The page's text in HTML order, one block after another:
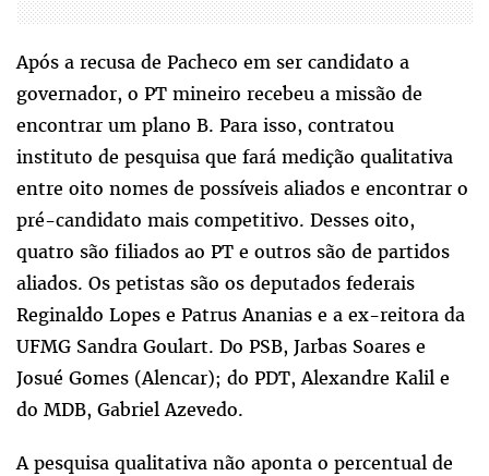
Após a recusa de Pacheco em ser candidato a
governador, o PT mineiro recebeu a missão de
encontrar um plano B. Para isso, contratou
instituto de pesquisa que fará medição qualitativa
entre oito nomes de possíveis aliados e encontrar o
pré-candidato mais competitivo. Desses oito,
quatro são filiados ao PT e outros são de partidos
aliados. Os petistas são os deputados federais
Reginaldo Lopes e Patrus Ananias e a ex-reitora da
UFMG Sandra Goulart. Do PSB, Jarbas Soares e
Josué Gomes (Alencar); do PDT, Alexandre Kalil e
do MDB, Gabriel Azevedo.
A pesquisa qualitativa não aponta o percentual de